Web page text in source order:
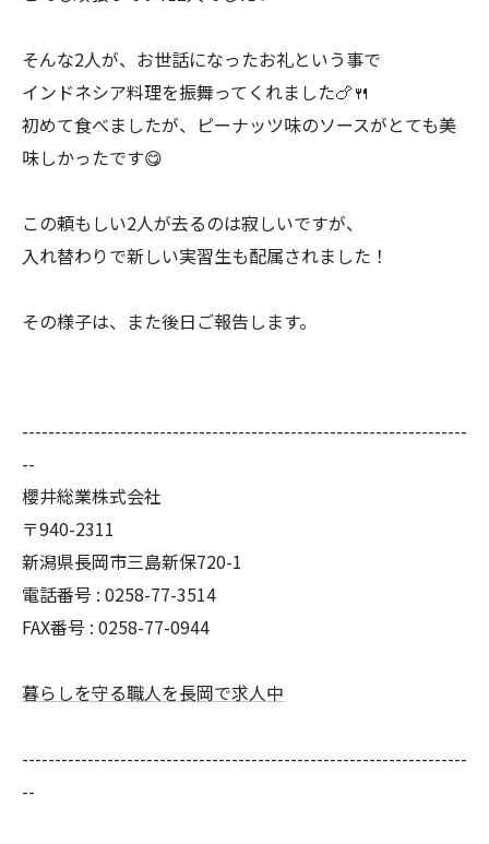
そんな2人が、お世話になったお礼という事で
インドネシア料理を振舞ってくれました🍗🍴
初めて食べましたが、ピーナッツ味のソースがとても美
味しかったです😋
この頼もしい2人が去るのは寂しいですが、
入れ替わりで新しい実習生も配属されました！
その様子は、また後日ご報告します。
--------------------------------------------------------------------
--
櫻井総業株式会社
〒940-2311
新潟県長岡市三島新保720-1
電話番号 : 0258-77-3514
FAX番号 : 0258-77-0944
暮らしを守る職人を長岡で求人中
--------------------------------------------------------------------
--